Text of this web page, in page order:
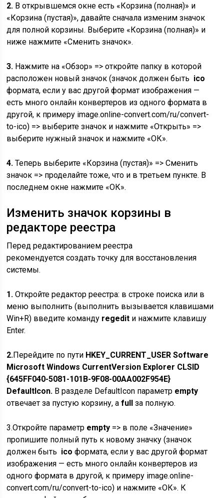
2. В открывшемся окне есть «Корзина (полная)» и
«Корзина (пустая)», давайте сначала изменим значок
для полной корзины. Выберите «Корзина (полная)» и
ниже нажмите «Сменить значок».
3. Нажмите на «Обзор» => откройте папку в которой
расположен новый значок (значок должен быть ico
формата, если у вас другой формат изображения —
есть много онлайн конвертеров из одного формата в
другой, к примеру image.online-convert.com/ru/convert-
to-ico) => выберите значок и нажмите «Открыть» =>
выберите нужный значок и нажмите «ОК».
4. Теперь выберите «Корзина (пустая)» => Сменить
значок => проделайте тоже, что и в третьем пункте. В
последнем окне нажмите «ОК».
Изменить значок корзины в
редакторе реестра
Перед редактированием реестра
рекомендуется создать точку для восстановления
системы.
1.Откройте редактор реестра: в строке поиска или в
меню выполнить (выполнить вызывается клавишами
Win+R) введите команду regedit и нажмите клавишу
Enter.
2.Перейдите по пути HKEY_CURRENT_USER Software
Microsoft Windows CurrentVersion Explorer CLSID
{645FF040-5081-101B-9F08-00AA002F954E}
DefaultIcon. В разделе DefaultIcon параметр empty
отвечает за пустую корзину, аfull за полную.
3.Откройте параметр empty => в поле «Значение»
пропишите полный путь к новому значку (значок
должен быть icoформата, если у вас другой формат
изображения — есть много онлайн конвертеров из
одного формата в другой, к примеру image.online-
convert.com/ru/convert-to-ico) и нажмите «ОК». К